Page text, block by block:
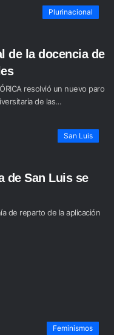
Plurinacional
de la docencia de
resolvió un nuevo paro
de las…
San Luis
de San Luis se
de reparto de la aplicación
Feminismos